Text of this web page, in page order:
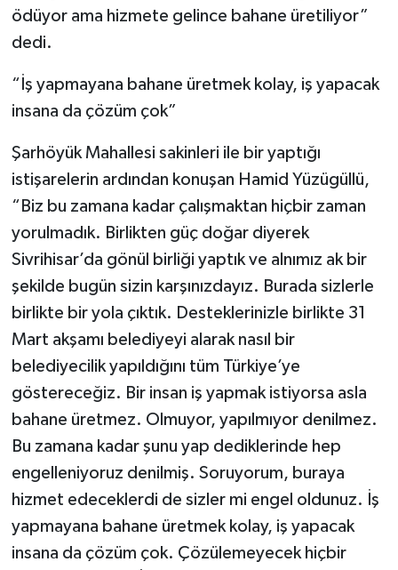
ödüyor ama hizmete gelince bahane üretiliyor”
dedi.
“İş yapmayana bahane üretmek kolay, iş yapacak
insana da çözüm çok”
Şarhöyük Mahallesi sakinleri ile bir yaptığı
istişarelerin ardından konuşan Hamid Yüzügüllü,
“Biz bu zamana kadar çalışmaktan hiçbir zaman
yorulmadık. Birlikten güç doğar diyerek
Sivrihisar’da gönül birliği yaptık ve alnımız ak bir
şekilde bugün sizin karşınızdayız. Burada sizlerle
birlikte bir yola çıktık. Desteklerinizle birlikte 31
Mart akşamı belediyeyi alarak nasıl bir
belediyecilik yapıldığını tüm Türkiye’ye
göstereceğiz. Bir insan iş yapmak istiyorsa asla
bahane üretmez. Olmuyor, yapılmıyor denilmez.
Bu zamana kadar şunu yap dediklerinde hep
engelleniyoruz denilmiş. Soruyorum, buraya
hizmet edeceklerdi de sizler mi engel oldunuz. İş
yapmayana bahane üretmek kolay, iş yapacak
insana da çözüm çok. Çözülemeyecek hiçbir